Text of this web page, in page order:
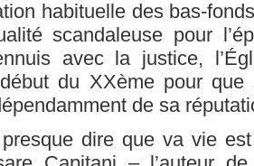
habituelle des bas-
scandaleuse pour
avec la justice,
du XXème pour que
de sa
dire que va vie